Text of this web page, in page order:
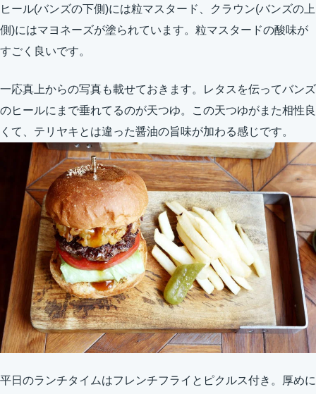
ヒール(バンズの下側)には粒マスタード、クラウン(バンズの上
側)にはマヨネーズが塗られています。粒マスタードの酸味が
すごく良いです。
一応真上からの写真も載せておきます。レタスを伝ってバンズ
のヒールにまで垂れてるのが天つゆ。この天つゆがまた相性良
くて、テリヤキとは違った醤油の旨味が加わる感じです。
平日のランチタイムはフレンチフライとピクルス付き。厚めに